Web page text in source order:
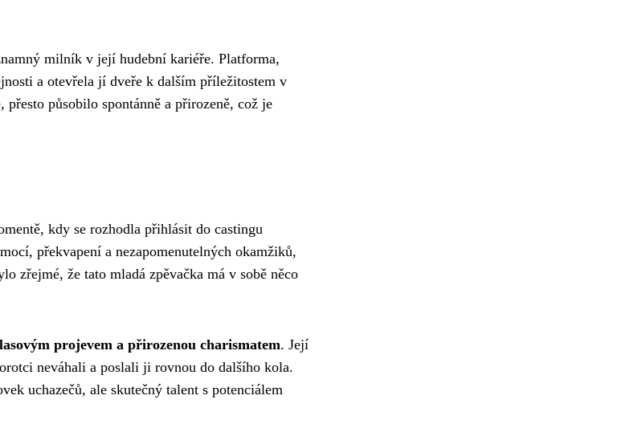
milník v její hudební kariéře. Platforma,
a otevřela jí dveře k dalším příležitostem v
působilo spontánně a přirozeně, což je
kdy se rozhodla přihlásit do castingu
překvapení a nezapomenutelných okamžiků,
zřejmé, že tato mladá zpěvačka má v sobě něco
projevem a přirozenou charismatem. Její
neváhali a poslali ji rovnou do dalšího kola.
uchazečů, ale skutečný talent s potenciálem